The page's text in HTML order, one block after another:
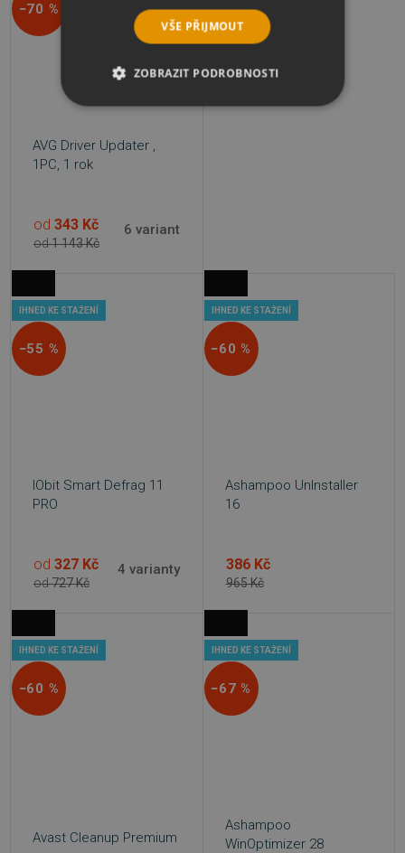
−70 %
AVG Driver Updater ,
1PC, 1 rok
od1 143 Kč
od 343 Kč 6 variant
IHNED KE STAŽENÍ
−55 %
IObit Smart Defrag 11
PRO
od727 Kč
od 327 Kč 4 varianty
IHNED KE STAŽENÍ
−60 %
Ashampoo UnInstaller
16
965 Kč
386 Kč
IHNED KE STAŽENÍ
−60 %
Avast Cleanup Premium
IHNED KE STAŽENÍ
−67 %
Ashampoo
WinOptimizer 28
VŠE PŘIJMOUT
ZOBRAZIT PODROBNOSTI
NEZBYTNĚ NUTNÉ SOUBORY
VÝKONOVÉ SOUBORY
Nezbytně nutné soubory
přihlášení uživatele a správa účtu. Webové
stránky nelze bez nezbytně nutných souborů
_GRECAPTCHA
Google LLC
www.google.com